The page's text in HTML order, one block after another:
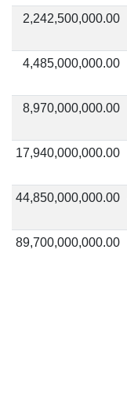
2,242,500,000.00
4,485,000,000.00
8,970,000,000.00
17,940,000,000.00
44,850,000,000.00
89,700,000,000.00